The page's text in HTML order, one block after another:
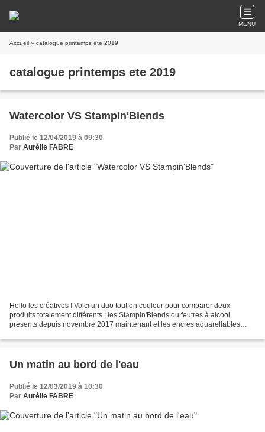
MENU
Accueil » catalogue printemps ete 2019
catalogue printemps ete 2019
Watercolor VS Stampin'Blends
Publié le 12/04/2019 à 09:30
Par Aurélie FABRE
Hello les créatives ! Voici un duo tout en couleur pour comparer deux
produits totalement différents ; les Stampin'Blends ou feutres à alcool
présents depuis novembre 2017 maintenant et les encres aquarellables
Un matin au bord de l'eau
Publié le 12/03/2019 à 10:30
Par Aurélie FABRE